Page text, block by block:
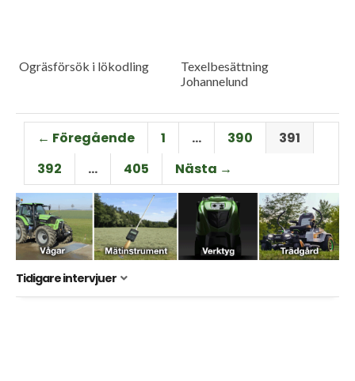
Ogräsförsök i lökodling
Texelbesättning
Johannelund
← Föregående 1 … 390
391
392
… 405 Nästa →
Tidigare intervjuer